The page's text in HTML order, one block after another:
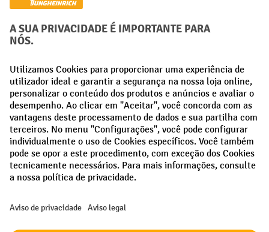
Métodos de pagamento
Creditcard (Master)Creditcard (Visa)Pré-pagamento
Redes sociais
Facebook
LinkedIn
Instagram
Proteção de dados Definições de privacidade